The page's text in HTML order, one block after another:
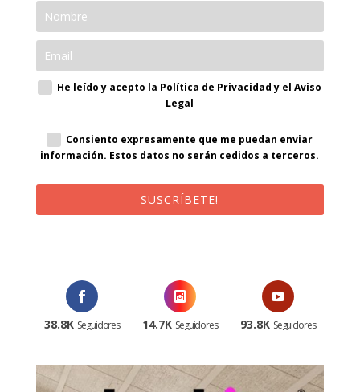
He leído y acepto la Política de Privacidad y el Aviso
Legal
Consiento expresamente que me puedan enviar
información. Estos datos no serán cedidos a terceros.
SUSCRÍBETE!
38.8K Seguidores 14.7K Seguidores 93.8K Seguidores